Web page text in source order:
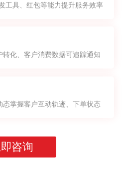
工具、红包等能力提升服务效率
转化、客户消费数据可追踪通知
态掌握客户互动轨迹、下单状态
咨询